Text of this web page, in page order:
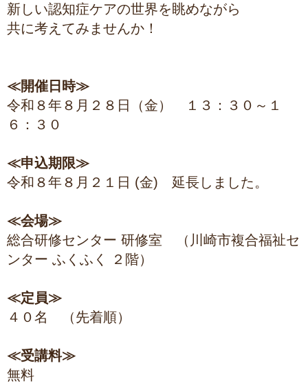
新しい認知症ケアの世界を眺めながら
共に考えてみませんか！
≪開催日時≫
令和８年８月２８日（金） １３：３０～１
６：３０
≪申込期限≫
令和８年８月２１日 (金) 延長しました。
≪会場≫
総合研修センター 研修室 （川崎市複合福祉セ
ンター ふくふく ２階）
≪定員≫
４０名 （先着順）
≪受講料≫
無料